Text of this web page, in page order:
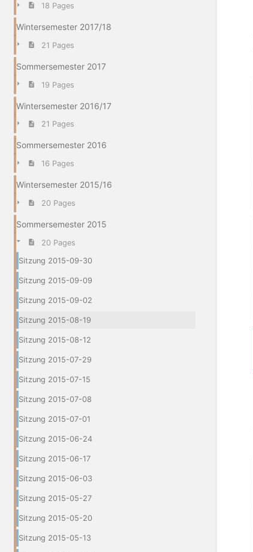
18 Pages
Wintersemester 2017/18
21 Pages
Sommersemester 2017
19 Pages
Wintersemester 2016/17
21 Pages
Sommersemester 2016
16 Pages
Wintersemester 2015/16
20 Pages
Sommersemester 2015
20 Pages
Sitzung 2015-09-30
Sitzung 2015-09-09
Sitzung 2015-09-02
Sitzung 2015-08-19
Sitzung 2015-08-12
Sitzung 2015-07-29
Sitzung 2015-07-15
Sitzung 2015-07-08
Sitzung 2015-07-01
Sitzung 2015-06-24
Sitzung 2015-06-17
Sitzung 2015-06-03
Sitzung 2015-05-27
Sitzung 2015-05-20
Sitzung 2015-05-13